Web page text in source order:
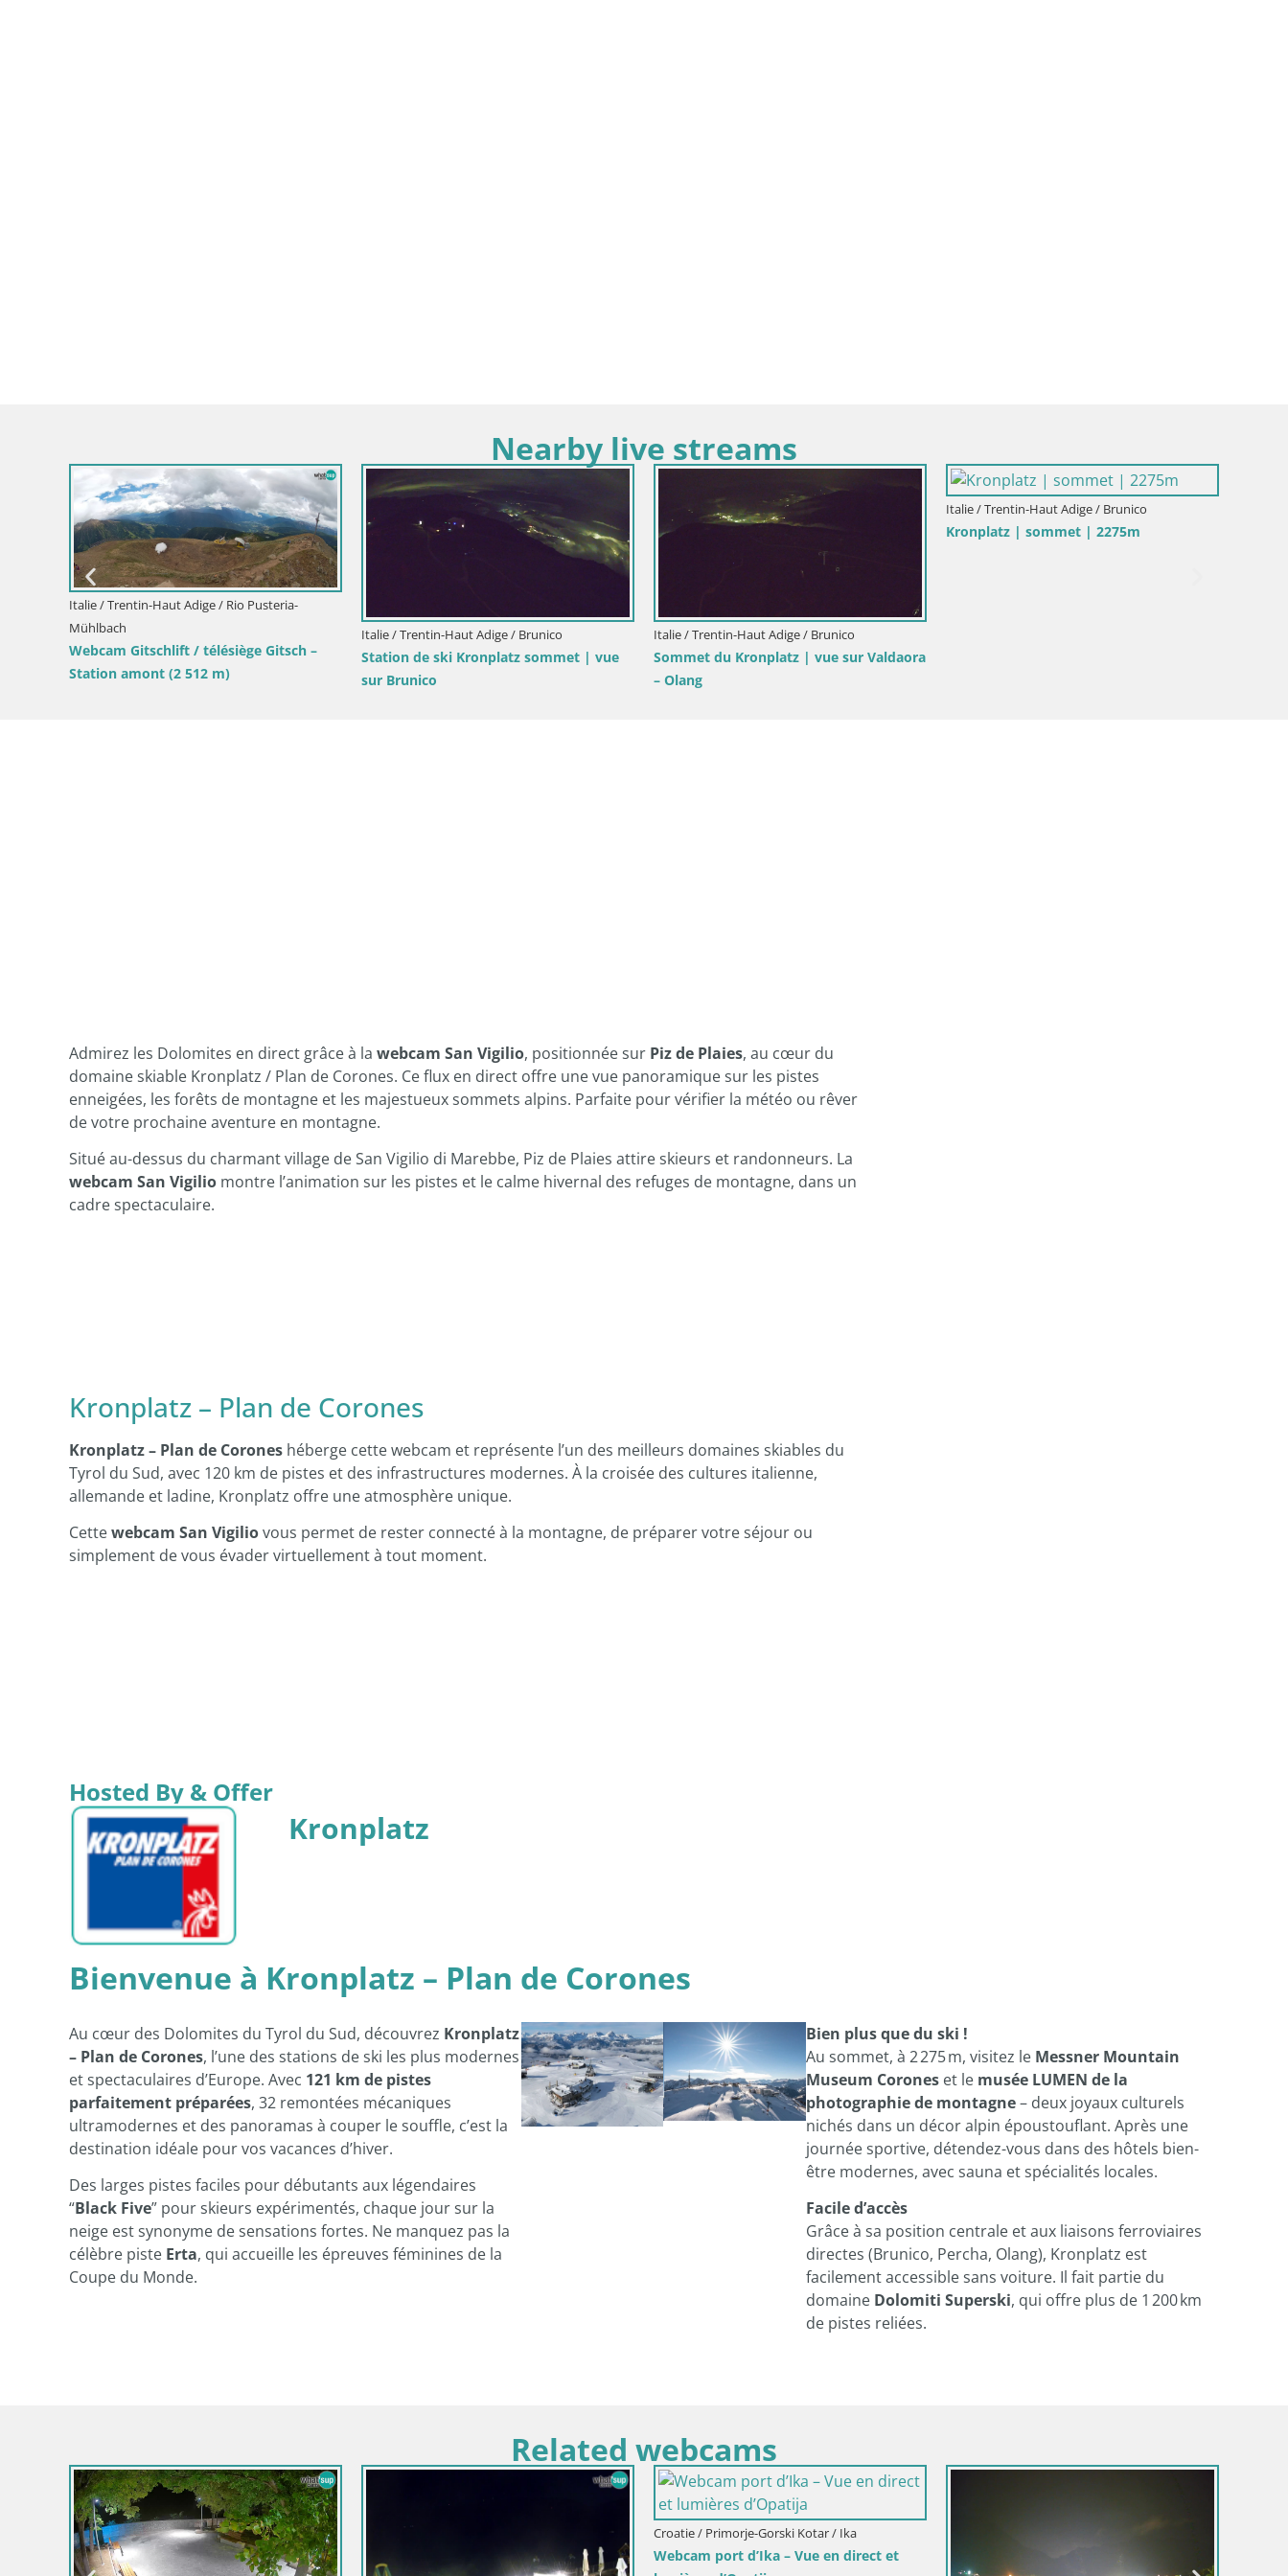
Nearby live streams
Italie / Trentin-Haut Adige / Rio Pusteria-
Mühlbach
Webcam Gitschlift / télésiège Gitsch –
Station amont (2 512 m)
Italie / Trentin-Haut Adige / Brunico
Station de ski Kronplatz sommet | vue
sur Brunico
Italie / Trentin-Haut Adige / Brunico
Sommet du Kronplatz | vue sur Valdaora
– Olang
Italie / Trentin-Haut Adige / Brunico
Kronplatz | sommet | 2275m
Admirez les Dolomites en direct grâce à la webcam San Vigilio, positionnée sur Piz de Plaies, au cœur du
domaine skiable Kronplatz / Plan de Corones. Ce flux en direct offre une vue panoramique sur les pistes
enneigées, les forêts de montagne et les majestueux sommets alpins. Parfaite pour vérifier la météo ou rêver
de votre prochaine aventure en montagne.
Situé au-dessus du charmant village de San Vigilio di Marebbe, Piz de Plaies attire skieurs et randonneurs. La
webcam San Vigilio montre l’animation sur les pistes et le calme hivernal des refuges de montagne, dans un
cadre spectaculaire.
Kronplatz – Plan de Corones
Kronplatz – Plan de Corones héberge cette webcam et représente l’un des meilleurs domaines skiables du
Tyrol du Sud, avec 120 km de pistes et des infrastructures modernes. À la croisée des cultures italienne,
allemande et ladine, Kronplatz offre une atmosphère unique.
Cettewebcam San Vigiliovous permet de rester connecté à la montagne, de préparer votre séjour ou
simplement de vous évader virtuellement à tout moment.
Hosted By & Offer
Kronplatz
Bienvenue à Kronplatz – Plan de Corones
Au cœur des Dolomites du Tyrol du Sud, découvrez Kronplatz
– Plan de Corones, l’une des stations de ski les plus modernes
et spectaculaires d’Europe. Avec 121 km de pistes
parfaitement préparées, 32 remontées mécaniques
ultramodernes et des panoramas à couper le souffle, c’est la
destination idéale pour vos vacances d’hiver.
Des larges pistes faciles pour débutants aux légendaires
“Black Five” pour skieurs expérimentés, chaque jour sur la
neige est synonyme de sensations fortes. Ne manquez pas la
célèbre piste Erta, qui accueille les épreuves féminines de la
Coupe du Monde.
Bien plus que du ski !
Au sommet, à 2 275 m, visitez le Messner Mountain
Museum Corones et le musée LUMEN de la
photographie de montagne– deux joyaux culturels
nichés dans un décor alpin époustouflant. Après une
journée sportive, détendez-vous dans des hôtels bien-
être modernes, avec sauna et spécialités locales.
Facile d’accès
Grâce à sa position centrale et aux liaisons ferroviaires
directes (Brunico, Percha, Olang), Kronplatz est
facilement accessible sans voiture. Il fait partie du
domaine Dolomiti Superski, qui offre plus de 1 200 km
de pistes reliées.
Related webcams
Croatie / Primorje-Gorski Kotar / Ika
Webcam port d’Ika – Vue en direct et